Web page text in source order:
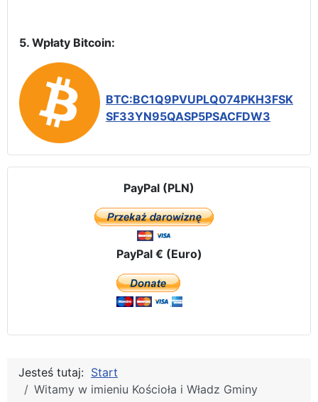
5. Wpłaty Bitcoin:
BTC:BC1Q9PVUPLQ074PKH3FSK
SF33YN95QASP5PSACFDW3
PayPal (PLN)
PayPal € (Euro)
Jesteś tutaj: Start
Witamy w imieniu Kościoła i Władz Gminy